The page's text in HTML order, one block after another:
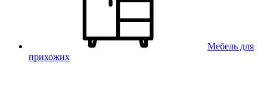
Мебель для
прихожих